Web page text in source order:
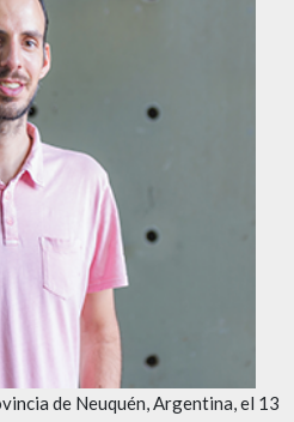
de Neuquén, Argentina, el 13